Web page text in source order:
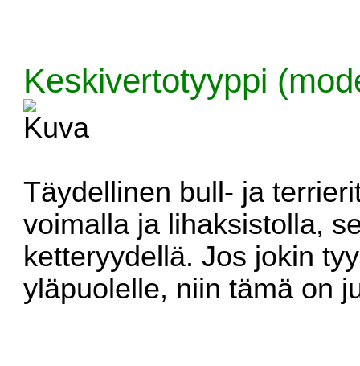
Keskivertotyyppi
Täydellinen bull- ja
voimalla ja lihaksistolla,
ketteryydellä. Jos jokin
yläpuolelle, niin tämä on